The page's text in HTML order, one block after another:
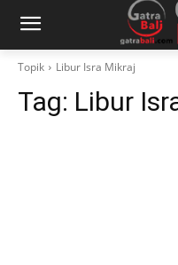
Topik Libur Isra Mikraj
Tag: Libur